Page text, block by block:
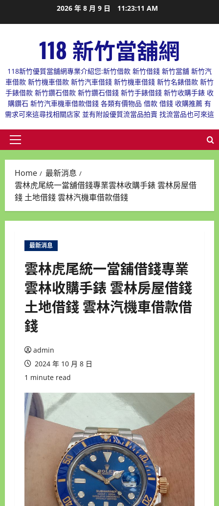
2026 年 8 月 9 日 11:23:12 AM
118 新竹當舖網
118新竹優質當舖網專業介紹您:新竹借款 新竹借錢 新竹當舖 新竹汽
車借款 新竹機車借款 新竹汽車借錢 新竹機車借錢 新竹名錶借款 新竹
手錶借款 新竹鑽石借款 新竹鑽石借錢 新竹手錶借錢 新竹收購手錶 收
購鑽石 新竹汽車機車借款借錢 各類有價物品 借款 借錢 收購推薦 有
需求可來這尋找相關店家 並有附設優質流當品拍賣 找流當品也可來這
Primary
Home
最新消息
雲林虎尾統一當舖借錢專業雲林收購手錶 雲林房屋借
錢 土地借錢 雲林汽機車借款借錢
最新消息
雲林虎尾統一當舖借錢專業
雲林收購手錶 雲林房屋借錢
土地借錢 雲林汽機車借款借
錢
admin
2024 年 10 月 8 日
1 minute read